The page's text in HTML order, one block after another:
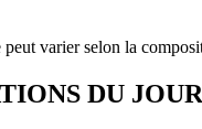
varier selon la
DU